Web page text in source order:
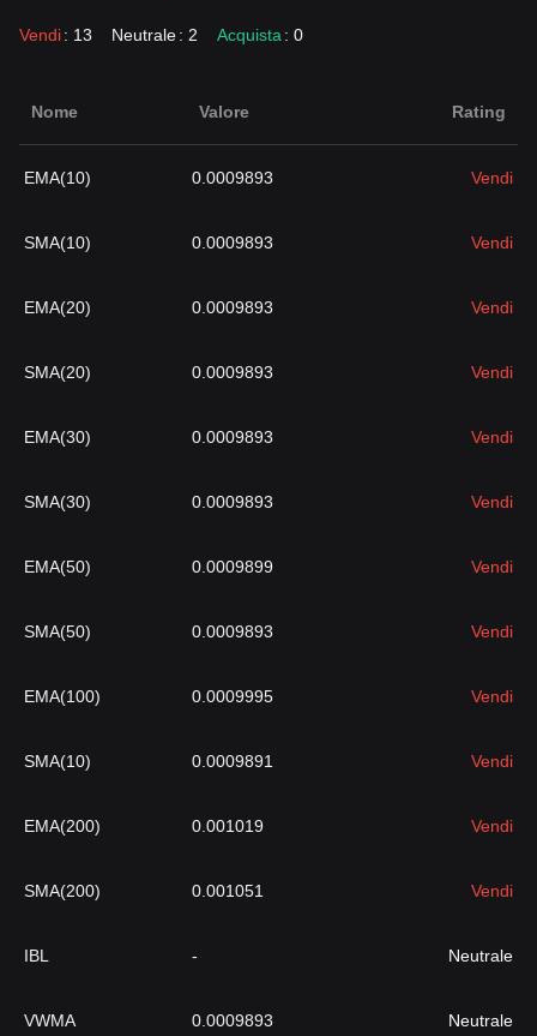
Vendi: 13 Neutrale: 2 Acquista : 0
Nome Valore Rating
EMA(10) 0.0009893 Vendi
SMA(10) 0.0009893 Vendi
EMA(20) 0.0009893 Vendi
SMA(20) 0.0009893 Vendi
EMA(30) 0.0009893 Vendi
SMA(30) 0.0009893 Vendi
EMA(50) 0.0009899 Vendi
SMA(50) 0.0009893 Vendi
EMA(100) 0.0009995 Vendi
SMA(10) 0.0009891 Vendi
EMA(200) 0.001019 Vendi
SMA(200) 0.001051 Vendi
IBL - Neutrale
VWMA 0.0009893 Neutrale